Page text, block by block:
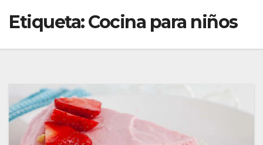
Etiqueta:Cocina para niños